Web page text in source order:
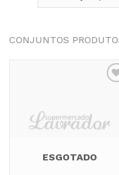
CONJUNTOS
Favoritos
ESGOTADO